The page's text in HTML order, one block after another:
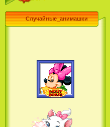
Лило и Стич: Сериал (2
сезон) / Lilo & Stitch: The
Лучшее песни из мультфильмов
Диснея / Best Of Disney [Star Edition]
(1999)
Случайные_анимашки